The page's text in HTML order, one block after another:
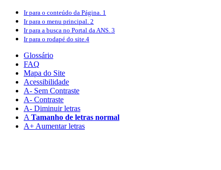
Ir para o conteúdo da Página. 1
Ir para o menu principal. 2
Ir para a busca no Portal da ANS. 3
Ir para o rodapé do site.4
Glossário
FAQ
Mapa do Site
Acessibilidade
A- Sem Contraste
A- Contraste
A- Diminuir letras
A Tamanho de letras normal
A+ Aumentar letras